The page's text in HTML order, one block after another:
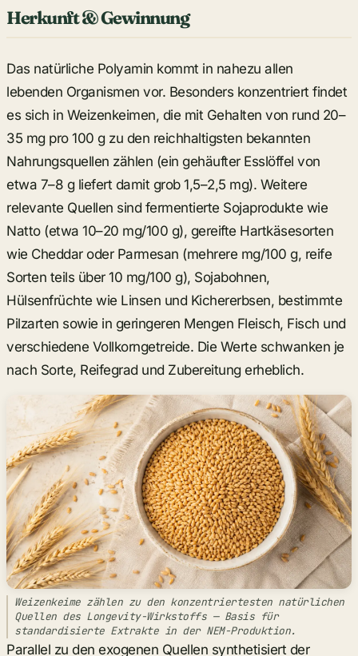
Herkunft & Gewinnung
Das natürliche Polyamin kommt in nahezu allen
lebenden Organismen vor. Besonders konzentriert findet
es sich in Weizenkeimen, die mit Gehalten von rund 20–
35 mg pro 100 g zu den reichhaltigsten bekannten
Nahrungsquellen zählen (ein gehäufter Esslöffel von
etwa 7–8 g liefert damit grob 1,5–2,5 mg). Weitere
relevante Quellen sind fermentierte Sojaprodukte wie
Natto (etwa 10–20 mg/100 g), gereifte Hartkäsesorten
wie Cheddar oder Parmesan (mehrere mg/100 g, reife
Sorten teils über 10 mg/100 g), Sojabohnen,
Hülsenfrüchte wie Linsen und Kichererbsen, bestimmte
Pilzarten sowie in geringeren Mengen Fleisch, Fisch und
verschiedene Vollkorngetreide. Die Werte schwanken je
nach Sorte, Reifegrad und Zubereitung erheblich.
Weizenkeime zählen zu den konzentriertesten natürlichen
Quellen des Longevity-Wirkstoffs — Basis für
standardisierte Extrakte in der NEM-Produktion.
Parallel zu den exogenen Quellen synthetisiert der